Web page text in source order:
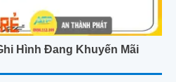
Hình Đang Khuyến Mãi